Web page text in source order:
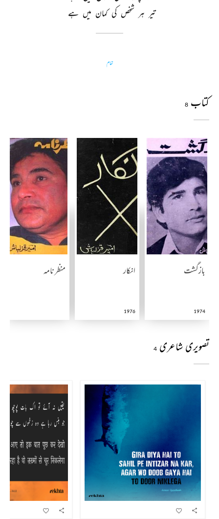
تیر ہر شخص کی کمان میں ہے
تمام
کتاب 8
بازگشت
1974
انکار
1976
منظر نامہ
تصویری شاعری 4